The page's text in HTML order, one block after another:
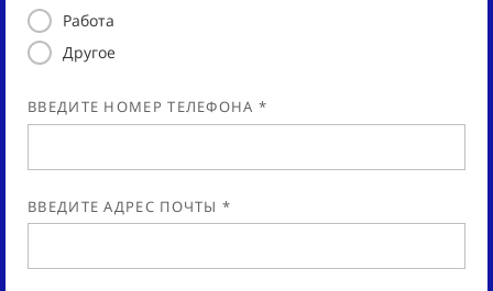
Работа
Другое
ВВЕДИТЕ НОМЕР ТЕЛЕФОНА *
ВВЕДИТЕ АДРЕС ПОЧТЫ *